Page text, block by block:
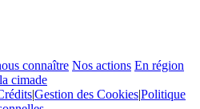
connaître Nos actions En région
cimade
|Gestion des Cookies|Politique